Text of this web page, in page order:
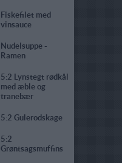
Fiskefilet med
vinsauce
Nudelsuppe -
Ramen
5:2 Lynstegt rødkål
med æble og
tranebær
5:2 Gulerodskage
5:2
Grøntsagsmuffins